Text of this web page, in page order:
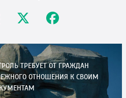
ТРЕБУЕТ ОТ ГРАЖДАН
ОТНОШЕНИЯ К СВОИМ